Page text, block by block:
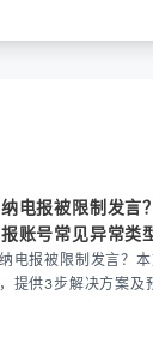
电报被限制发言
账号常见异常类
电报被限制发言？
提供3步解决方案及